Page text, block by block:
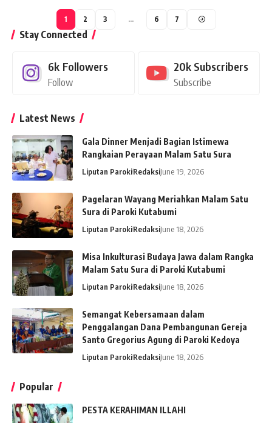
1 2 3 … 6 7
Stay Connected
6k Followers
Follow
20k Subscribers
Subscribe
Latest News
Gala Dinner Menjadi Bagian Istimewa
Rangkaian Perayaan Malam Satu Sura
Liputan ParokiRedaksiJune 19, 2026
Pagelaran Wayang Meriahkan Malam Satu
Sura di Paroki Kutabumi
Liputan ParokiRedaksiJune 18, 2026
Misa Inkulturasi Budaya Jawa dalam Rangka
Malam Satu Sura di Paroki Kutabumi
Liputan ParokiRedaksiJune 18, 2026
Semangat Kebersamaan dalam
Penggalangan Dana Pembangunan Gereja
Santo Gregorius Agung di Paroki Kedoya
Liputan ParokiRedaksiJune 18, 2026
Popular
PESTA KERAHIMAN ILLAHI